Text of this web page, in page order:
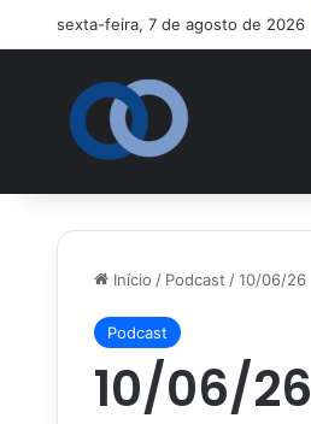
sexta-feira, 7 de agosto de 2026
Início / Podcast /10/06/26
Podcast
10/06/26